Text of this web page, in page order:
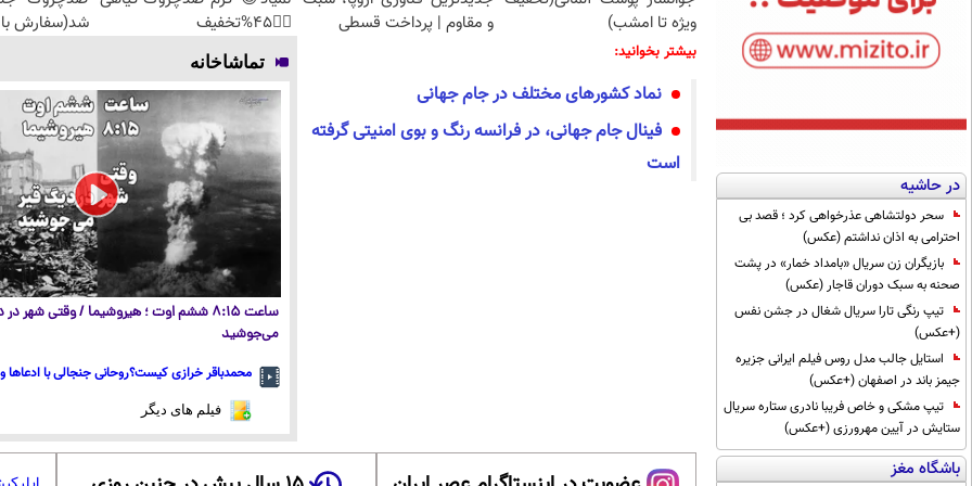
در حاشیه
سحر دولتشاهی عذرخواهی کرد ؛ قصد بی
احترامی به اذان نداشتم (عکس)
بازیگران زن سریال «بامداد خمار» در پشت
صحنه به سبک دوران قاجار (عکس)
تیپ رنگی تارا سریال شغال در جشن نفس
(+عکس)
استایل جالب مدل روس فیلم ایرانی جزیره
جیمز باند در اصفهان (+عکس)
تیپ مشکی و خاص فریبا نادری ستاره سریال
ستایش در آیین مهرورزی (+عکس)
باشگاه مغز
ویژه تا امشب)
و مقاوم | پرداخت قسطی
👈🏻45%تخفیف
شد(سفارش
بیشتر بخوانید:
نماد کشور‌های مختلف در جام جهانی
فینال جام جهانی، در فرانسه رنگ و بوی امنیتی گرفته
است
تماشاخانه
ساعت ۸:۱۵ ششم اوت ؛ هیروشیما / وقتی شهر
می‌جوشید
محمدباقر خرازی کیست؟روحانی جنجالی با ادعاها
فیلم های دیگر